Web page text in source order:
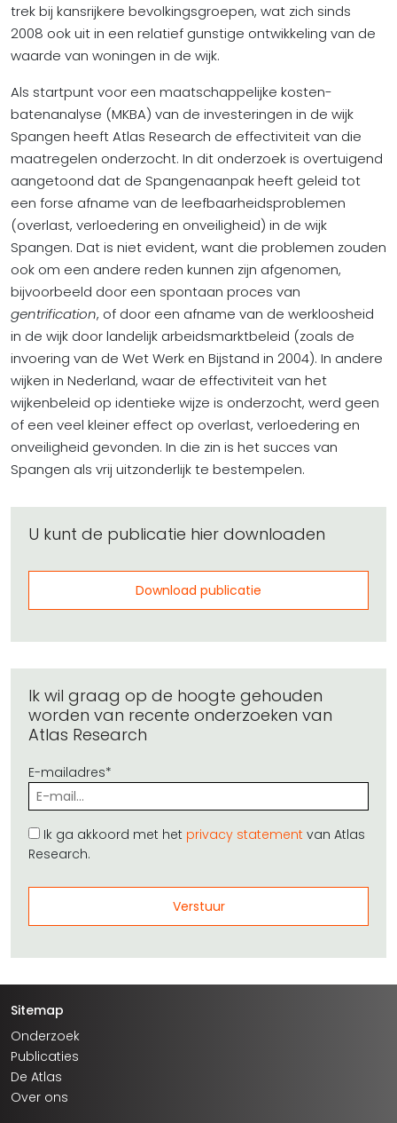
trek bij kansrijkere bevolkingsgroepen, wat zich sinds
2008 ook uit in een relatief gunstige ontwikkeling van de
waarde van woningen in de wijk.
Als startpunt voor een maatschappelijke kosten-
batenanalyse (MKBA) van de investeringen in de wijk
Spangen heeft Atlas Research de effectiviteit van die
maatregelen onderzocht. In dit onderzoek is overtuigend
aangetoond dat de Spangenaanpak heeft geleid tot
een forse afname van de leefbaarheidsproblemen
(overlast, verloedering en onveiligheid) in de wijk
Spangen. Dat is niet evident, want die problemen zouden
ook om een andere reden kunnen zijn afgenomen,
bijvoorbeeld door een spontaan proces van
gentrification, of door een afname van de werkloosheid
in de wijk door landelijk arbeidsmarktbeleid (zoals de
invoering van de Wet Werk en Bijstand in 2004). In andere
wijken in Nederland, waar de effectiviteit van het
wijkenbeleid op identieke wijze is onderzocht, werd geen
of een veel kleiner effect op overlast, verloedering en
onveiligheid gevonden. In die zin is het succes van
Spangen als vrij uitzonderlijk te bestempelen.
U kunt de publicatie hier downloaden
Download publicatie
Ik wil graag op de hoogte gehouden
worden van recente onderzoeken van
Atlas Research
E-mailadres*
Ik ga akkoord met het privacy statement van Atlas
Research.
Sitemap
Onderzoek
Publicaties
De Atlas
Over ons